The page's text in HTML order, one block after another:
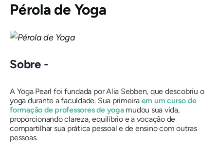
Pérola de Yoga
Sobre -
A Yoga Pearl foi fundada por Alia Sebben, que descobriu o
yoga durante a faculdade. Sua primeira em um curso de
formação de professores de yogamudou sua vida,
proporcionando clareza, equilíbrio e a vocação de
compartilhar sua prática pessoal e de ensino com outras
pessoas.